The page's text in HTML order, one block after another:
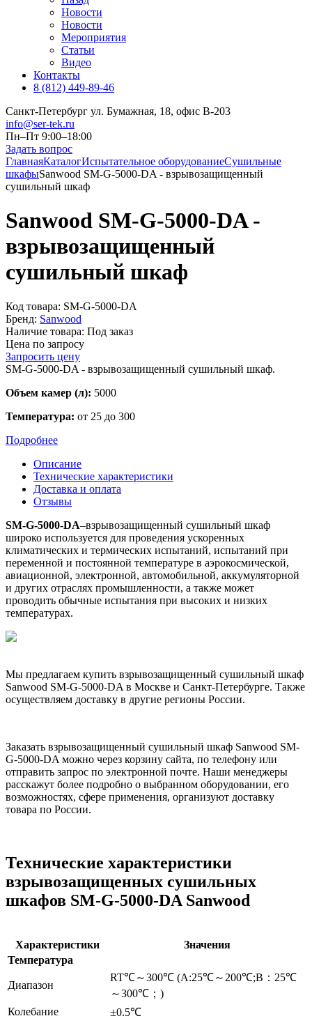
Новости
Новости
Мероприятия
Статьи
Видео
Контакты
8 (812) 449-89-46
Санкт-Петербург ул. Бумажная, 18, офис B-203
info@ser-tek.ru
Пн–Пт 9:00–18:00
Задать вопрос
ГлавнаяКаталогИспытательное оборудованиеСушильные
шкафыSanwood SM-G-5000-DA - взрывозащищенный
сушильный шкаф
Sanwood SM-G-5000-DA -
взрывозащищенный
сушильный шкаф
Код товара: SM-G-5000-DA
Бренд: Sanwood
Наличие товара: Под заказ
Цена по запросу
Запросить цену
SM-G-5000-DA - взрывозащищенный сушильный шкаф.
Объем камер (л): 5000
Температура: от 25 до 300
Подробнее
Описание
Технические характеристики
Доставка и оплата
Отзывы
SM-G-5000-DA–взрывозащищенный сушильный шкаф
широко используется для проведения ускоренных
климатических и термических испытаний, испытаний при
переменной и постоянной температуре в аэрокосмической,
авиационной, электронной, автомобильной, аккумуляторной
и других отраслях промышленности, а также может
проводить обычные испытания при высоких и низких
температурах.
Мы предлагаем купить взрывозащищенный сушильный шкаф
Sanwood SM-G-5000-DA в Москве и Санкт-Петербурге. Также
осуществляем доставку в другие регионы России.
Заказать взрывозащищенный сушильный шкаф Sanwood SM-
G-5000-DA можно через корзину сайта, по телефону или
отправить запрос по электронной почте. Наши менеджеры
расскажут более подробно о выбранном оборудовании, его
возможностях, сфере применения, организуют доставку
товара по России.
Технические характеристики
взрывозащищенных сушильных
шкафов SM-G-5000-DA Sanwood
Характеристики
Значения
Температура
Диапазон
RT℃～300℃ (A:25℃～200℃;B：25℃
～300℃；)
Колебание
±0.5℃